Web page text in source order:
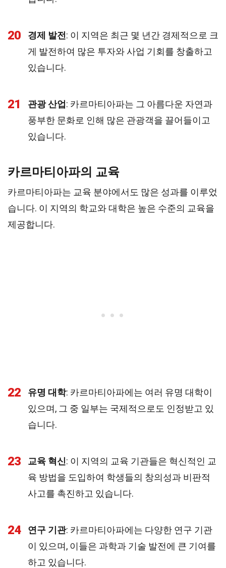
20 경제 발전 : 이 지역은 최근 몇 년간 경제적으로 크
게 발전하여 많은 투자와 사업 기회를 창출하고
있습니다.
21 관광 산업 : 카르마티아파는 그 아름다운 자연과
풍부한 문화로 인해 많은 관광객을 끌어들이고
있습니다.
카르마티아파의 교육
카르마티아파는 교육 분야에서도 많은 성과를 이루었
습니다. 이 지역의 학교와 대학은 높은 수준의 교육을
제공합니다.
22 유명 대학: 카르마티아파에는 여러 유명 대학이
있으며, 그 중 일부는 국제적으로도 인정받고 있
습니다.
23 교육 혁신: 이 지역의 교육 기관들은 혁신적인 교
육 방법을 도입하여 학생들의 창의성과 비판적
사고를 촉진하고 있습니다.
24 연구 기관: 카르마티아파에는 다양한 연구 기관
이 있으며, 이들은 과학과 기술 발전에 큰 기여를
하고 있습니다.